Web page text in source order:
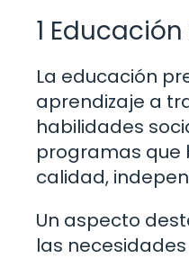
1
La educación
aprendizaje a
habilidades
programas que
calidad,
Un aspecto
las